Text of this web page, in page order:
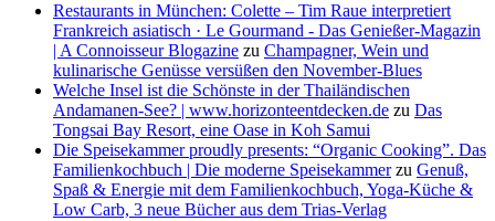
Restaurants in München: Colette – Tim Raue interpretiert
Frankreich asiatisch · Le Gourmand - Das Genießer-Magazin
| A Connoisseur Blogazine zu Champagner, Wein und
kulinarische Genüsse versüßen den November-Blues
Welche Insel ist die Schönste in der Thailändischen
Andamanen-See? | www.horizonteentdecken.de zu Das
Tongsai Bay Resort, eine Oase in Koh Samui
Die Speisekammer proudly presents: “Organic Cooking”. Das
Familienkochbuch | Die moderne Speisekammerzu Genuß,
Spaß & Energie mit dem Familienkochbuch, Yoga-Küche &
Low Carb, 3 neue Bücher aus dem Trias-Verlag